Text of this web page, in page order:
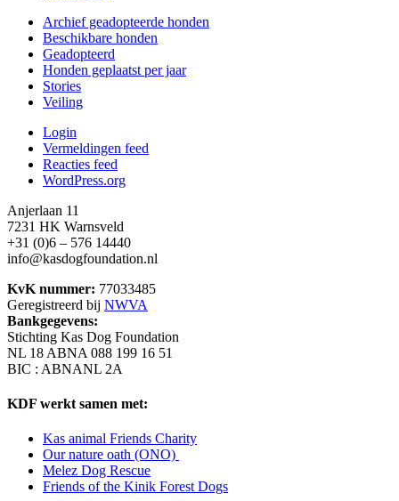
Archief geadopteerde honden
Beschikbare honden
Geadopteerd
Honden geplaatst per jaar
Stories
Veiling
Login
Vermeldingen feed
Reacties feed
WordPress.org
Anjerlaan 11
7231 HK Warnsveld
+31 (0)6 – 576 14440
info@kasdogfoundation.nl
KvK nummer: 77033485
Geregistreerd bij NWVA
Bankgegevens:
Stichting Kas Dog Foundation
NL 18 ABNA 088 199 16 51
BIC : ABNANL 2A
KDF werkt samen met:
Kas animal Friends Charity
Our nature oath (ONO)
Melez Dog Rescue
Friends of the Kinik Forest Dogs